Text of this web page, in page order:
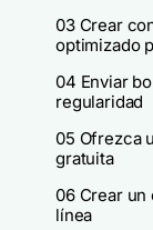
03 Crear
optimizado
04 Enviar
regularidad
05 Ofrezca
gratuita
06 Crear un
línea